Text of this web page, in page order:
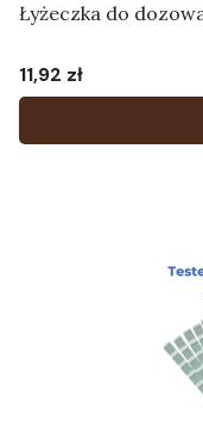
Łyżeczka do
Cena
11,92 zł